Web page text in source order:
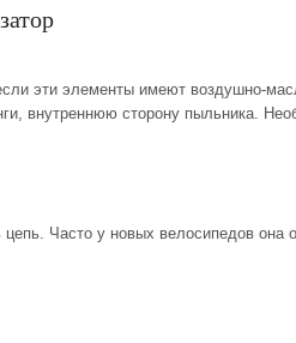
эти элементы имеют воздушно-
внутреннюю сторону пыльника.
Часто у новых велосипедов она